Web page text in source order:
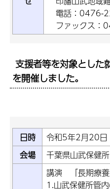
電話：0476-
ファックス：
支援者等を対象とした
を開催しました。
日時
令和5年2月20日
会場
千葉県山武保健
講演 「長期療養
1.山武保健所管